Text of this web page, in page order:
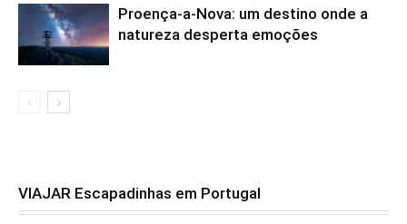
Proença-a-Nova: um destino onde a
natureza desperta emoções
VIAJAR Escapadinhas em Portugal